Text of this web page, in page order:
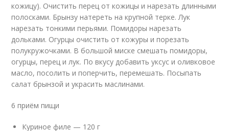
кожицу). Очистить перец от кожицы и нарезать длинными
полосками. Брынзу натереть на крупной терке. Лук
нарезать тонкими перьями. Помидоры нарезать
дольками. Огурцы очистить от кожуры и порезать
полукружочками. В большой миске смешать помидоры,
огурцы, перец и лук. По вкусу добавить уксус и оливковое
масло, посолить и поперчить, перемешать. Посыпать
салат брынзой и украсить маслинами.
6 приём пищи
Куриное филе — 120 г